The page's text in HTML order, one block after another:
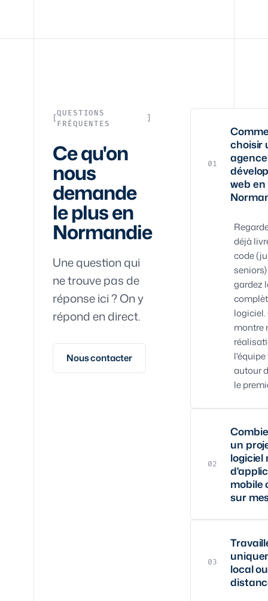
QUESTIONS
FRÉQUENTES
Ce qu'on
nous
demande
le plus en
Normandie
Une question qui
ne trouve pas de
réponse ici ? On y
répond en direct.
Nous contacter
01
choisir
web en
déjà
code
gardez
montre
autour
le
02
un
logiciel
mobile
sur
chiffre
une
en
03
local